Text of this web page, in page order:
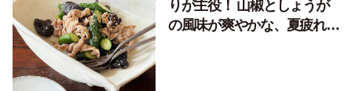
りが主役！ 山椒としょうが
の風味が爽やかな、夏疲れを